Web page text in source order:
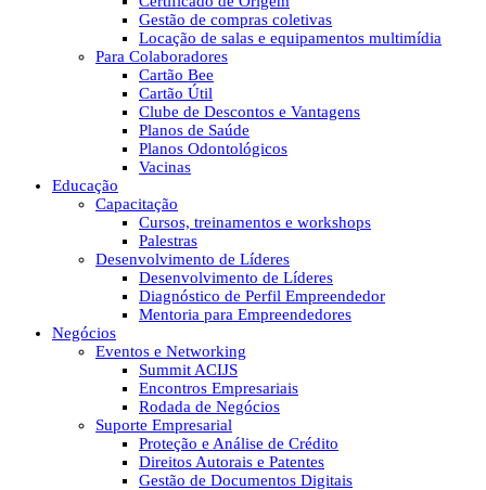
Gestão de compras coletivas
Locação de salas e equipamentos multimídia
Para Colaboradores
Cartão Bee
Cartão Útil
Clube de Descontos e Vantagens
Planos de Saúde
Planos Odontológicos
Vacinas
Educação
Capacitação
Cursos, treinamentos e workshops
Palestras
Desenvolvimento de Líderes
Desenvolvimento de Líderes
Diagnóstico de Perfil Empreendedor
Mentoria para Empreendedores
Negócios
Eventos e Networking
Summit ACIJS
Encontros Empresariais
Rodada de Negócios
Suporte Empresarial
Proteção e Análise de Crédito
Direitos Autorais e Patentes
Gestão de Documentos Digitais